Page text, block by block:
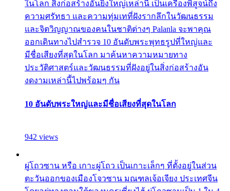
ในโลก สิ่งก่อสร้างอันยิ่งใหญ่เหล่านี้ เป็นเครื่องพิสูจน์ถึง
ความศรัทธา และความทุ่มเทที่ฝังรากลึกในวัฒนธรรม
และจิตวิญญาณของคนในชาติต่างๆ Palanla จะพาคุณ
ออกเดินทางไปสำรวจ 10 อันดับพระพุทธรูปที่ใหญ่และ
มีชื่อเสียงที่สุดในโลก มาค้นหาความหมายทาง
ประวัติศาสตร์และวัฒนธรรมที่ฝังอยู่ในสิ่งก่อสร้างอัน
งดงามเหล่านี้ไปพร้อมๆ กัน
10 อันดับพระใหญ่และมีชื่อเสียงที่สุดในโลก
942 views
ผู่โถวซาน หรือ เกาะผู่โถว เป็นเกาะเล็กๆ ที่ตั้งอยู่ในส่วน
ตะวันออกของเมืองโจวซาน มณฑลเจ้อเจียง ประเทศจีน